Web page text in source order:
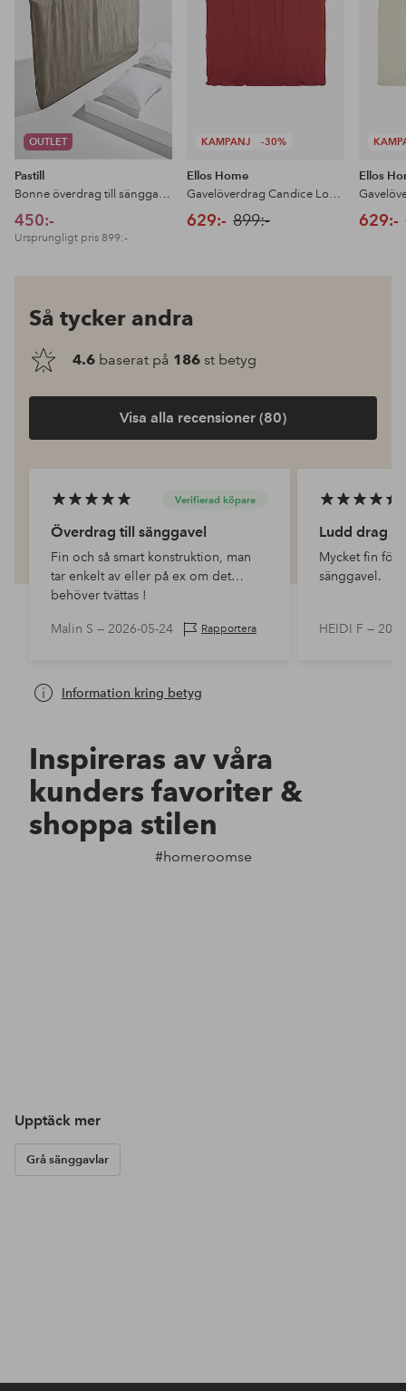
OUTLET
Pastill
Bonne överdrag till sänggavel, franskt lin
450:-
Ursprungligt pris 899:-
KAMPANJ -30%
Ellos Home
Gavelöverdrag Candice Loose Fit
629:- 899:-
Ellos
629:-
Så tycker andra
4.6 baserat på 186 st betyg
Visa alla recensioner (80)
Verifierad köpare
Överdrag till sänggavel
Fin och så smart konstruktion, man
tar enkelt av eller på ex om det
behöver tvättas !
Malin S — 2026-05-24 Rapportera
Ludd drag
Mycket fin för
sänggavel.
HEIDI F —
Information kring betyg
Inspireras av våra
kunders favoriter &
shoppa stilen
#homeroomse
Upptäck mer
Grå sänggavlar